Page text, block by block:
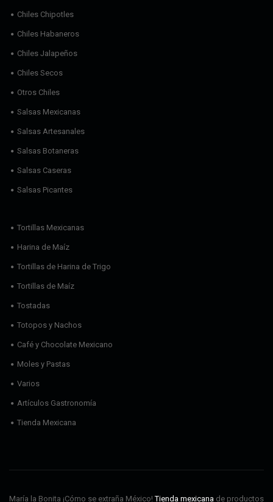
Chiles Chipotles
Chiles Habaneros
Chiles Jalapeños
Chiles Secos
Otros Chiles
Salsas Mexicanas
Salsas Artesanales
Salsas Botaneras
Salsas Caseras
Salsas Picantes
Tortillas Mexicanas
Harina de Maíz
Tortillas de Harina de Trigo
Tortillas de Maíz
Tostadas
Totopos y Nachos
Café y Chocolate Mexicano
Moles y Pastas
Varios
Artículos Gastronomía
Tienda Mexicana
María la Bonita ¡Cómo se extraña México!Tienda mexicana de productos